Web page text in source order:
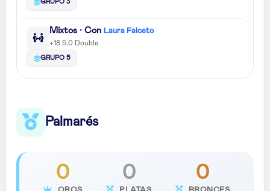
GRUPO 3
Mixtos · Con Laura Falceto
+18 5.0 Double
GRUPO 5
Palmarés
0 0 0